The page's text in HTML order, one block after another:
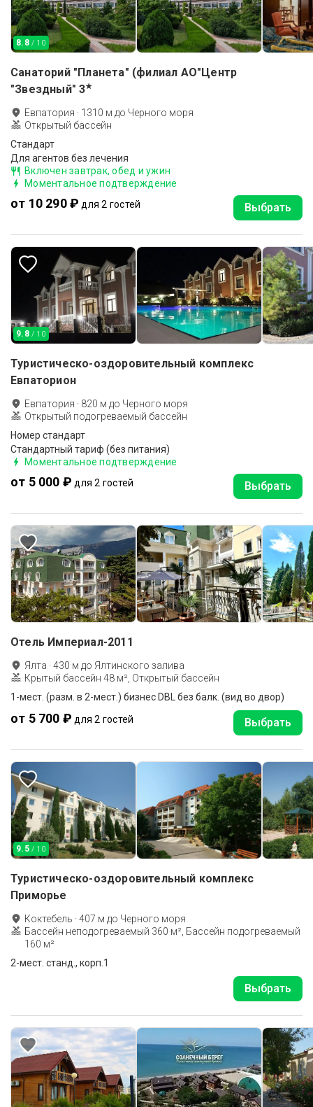
8.8 / 10
Санаторий "Планета" (филиал АО"Центр
"Звездный" 3★
Евпатория · 1310 м до Черного моря
Открытый бассейн
Стандарт
Для агентов без лечения
Включен завтрак, обед и ужин
Моментальное подтверждение
от 10 290 ₽ для 2 гостей Выбрать
9.8 / 10
Туристическо-оздоровительный комплекс
Евпаторион
Евпатория · 820 м до Черного моря
Открытый подогреваемый бассейн
Номер стандарт
Стандартный тариф (без питания)
Моментальное подтверждение
от 5 000 ₽ для 2 гостей Выбрать
Отель Империал-2011
Ялта ·430 м до Ялтинского залива
Крытый бассейн 48 м², Открытый бассейн
1-мест. (разм. в 2-мест.) бизнес DBL без балк. (вид во двор)
от 5 700 ₽ для 2 гостей Выбрать
9.5 / 10
Туристическо-оздоровительный комплекс
Приморье
Коктебель ·407 м до Черного моря
Бассейн неподогреваемый 360 м², Бассейн подогреваемый
160 м²
2-мест. станд., корп.1
Выбрать